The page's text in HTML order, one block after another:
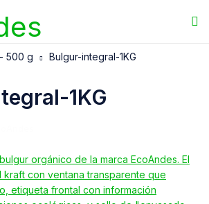
500 g Bulgur-integral-1KG
1KG